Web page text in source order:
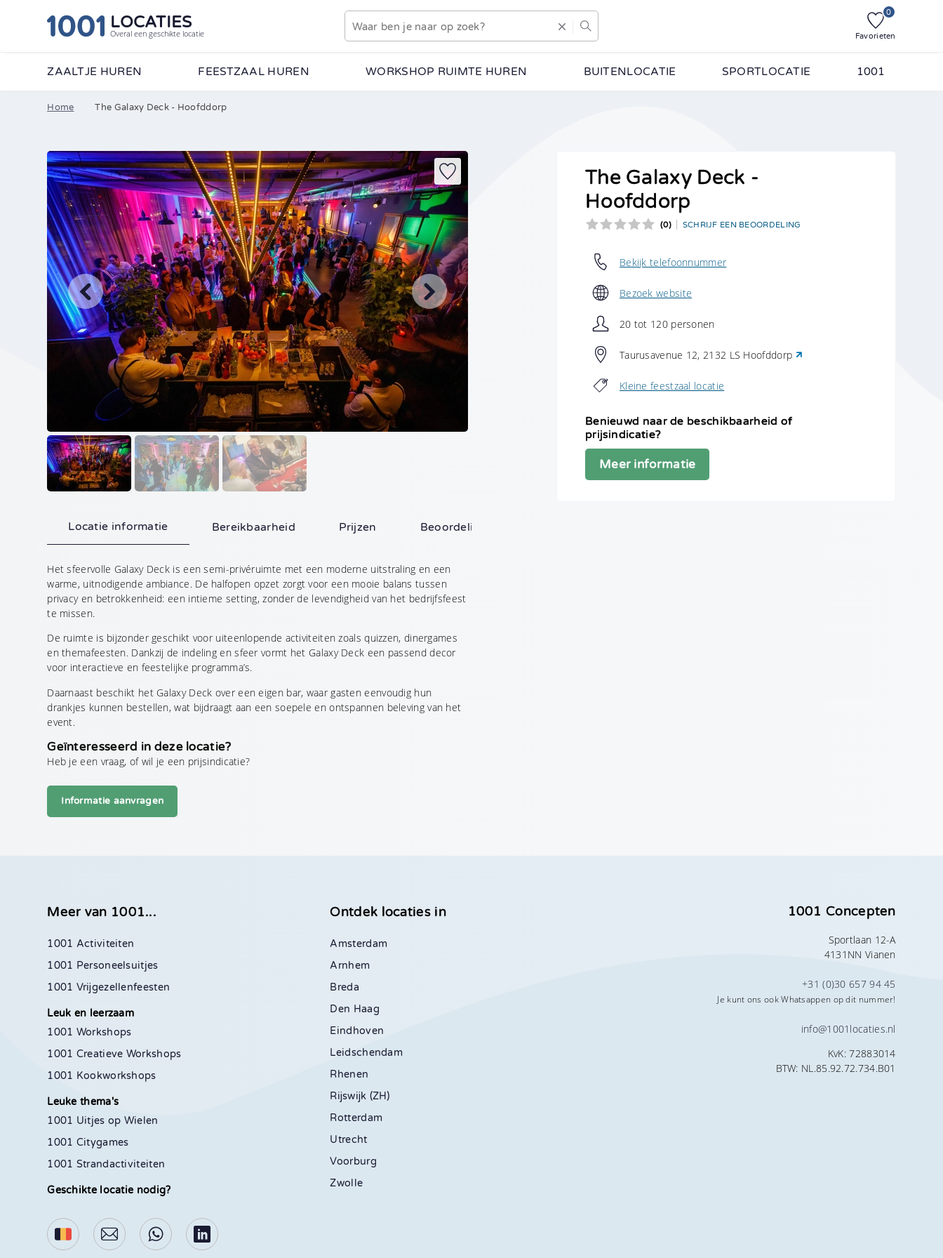
LOCATIES
Overal een geschikte locatie
0
Favorieten
ZAALTJE HUREN FEESTZAAL HUREN WORKSHOP RUIMTE HUREN BUITENLOCATIE SPORTLOCATIE 1001
Home The Galaxy Deck - Hoofddorp
The Galaxy Deck -
Hoofddorp
(0) SCHRIJF EEN BEOORDELING
Bekijk telefoonnummer
Bezoek website
20 tot 120 personen
Taurusavenue 12, 2132 LS Hoofddorp
Kleine feestzaal locatie
Benieuwd naar de beschikbaarheid of
prijsindicatie?
Meer informatie
Locatie informatie Bereikbaarheid Prijzen Beoordelingen (0)
Het sfeervolle Galaxy Deck is een semi-privéruimte met een moderne uitstraling en een
warme, uitnodigende ambiance. De halfopen opzet zorgt voor een mooie balans tussen
privacy en betrokkenheid: een intieme setting, zonder de levendigheid van het bedrijfsfeest
te missen.
De ruimte is bijzonder geschikt voor uiteenlopende activiteiten zoals quizzen, dinergames
en themafeesten. Dankzij de indeling en sfeer vormt het Galaxy Deck een passend decor
voor interactieve en feestelijke programma’s.
Daarnaast beschikt het Galaxy Deck over een eigen bar, waar gasten eenvoudig hun
drankjes kunnen bestellen, wat bijdraagt aan een soepele en ontspannen beleving van het
event.
Geïnteresseerd in deze locatie?
Heb je een vraag, of wil je een prijsindicatie?
Informatie aanvragen
Contactpersoon•
Bedrijfsnaam
E-mailadres•
Telefoonnummer
Waar kunnen we je mee helpen?
Aanvraag versturen
Geheel vrijblijvend Binnen 24 uur reactie De scherpste prijs
De met•gemarkeerde velden zijn verplicht. We gaan uiteraard vertrouwelijk met je gegevens om. Ons
Meer van 1001...
1001 Activiteiten
1001 Personeelsuitjes
1001 Vrijgezellenfeesten
Leuk en leerzaam
1001 Workshops
1001 Creatieve Workshops
1001 Kookworkshops
Leuke thema's
1001 Uitjes op Wielen
1001 Citygames
1001 Strandactiviteiten
Geschikte locatie nodig?
Ontdek locaties in
Amsterdam
Arnhem
Breda
Den Haag
Eindhoven
Leidschendam
Rhenen
Rijswijk (ZH)
Rotterdam
Utrecht
Voorburg
Zwolle
1001 Concepten
Sportlaan 12-A
4131NN Vianen
+31 (0)30 657 94 45
Je kunt ons ook Whatsappen op dit nummer!
info@1001locaties.nl
KvK: 72883014
BTW: NL.85.92.72.734.B01